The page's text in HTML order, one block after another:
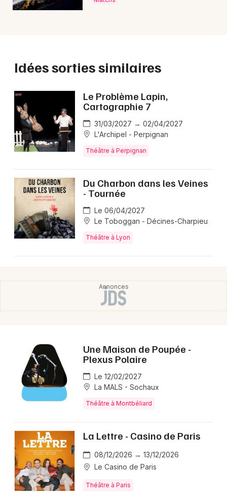
Idées sorties similaires
Le Problème Lapin,
Cartographie 7
31/03/2027 → 02/04/2027
L'Archipel - Perpignan
Théâtre à Perpignan
Du Charbon dans les Veines
- Tournée
Le 06/04/2027
Le Toboggan - Décines-Charpieu
Théâtre à Lyon
Une Maison de Poupée -
Plexus Polaire
Le 12/02/2027
La MALS - Sochaux
Théâtre à Montbéliard
La Lettre - Casino de Paris
08/12/2026 → 13/12/2026
Le Casino de Paris
Théâtre à Paris